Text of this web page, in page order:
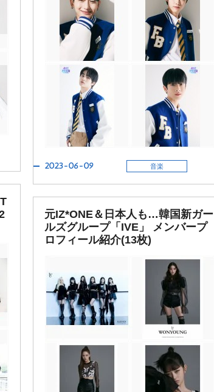
2023-06-09 音楽
元IZ*ONE＆日本人も…韓国新ガー
ルズグループ「IVE」 メンバープ
ロフィール紹介(13枚)